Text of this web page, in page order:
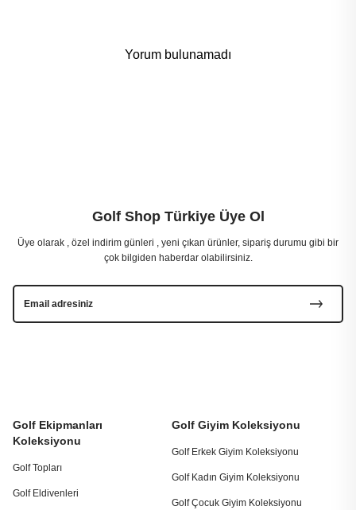
Yorum bulunamadı
Golf Ekipmanları
Koleksiyonu
Golf Topları
Golf Eldivenleri
Golf Giyim Koleksiyonu
Golf Erkek Giyim Koleksiyonu
Golf Kadın Giyim Koleksiyonu
Golf Çocuk Giyim Koleksiyonu
Golf Shop Türkiye Üye Ol
Üye olarak , özel indirim günleri , yeni çıkan ürünler, sipariş durumu gibi bir
çok bilgiden haberdar olabilirsiniz.